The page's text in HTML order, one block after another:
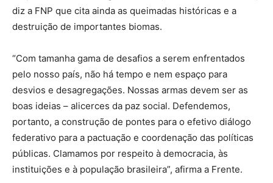
diz a FNP que cita ainda as queimadas históricas e a
destruição de importantes biomas.
“Com tamanha gama de desafios a serem enfrentados
pelo nosso país, não há tempo e nem espaço para
desvios e desagregações. Nossas armas devem ser as
boas ideias – alicerces da paz social. Defendemos,
portanto, a construção de pontes para o efetivo diálogo
federativo para a pactuação e coordenação das políticas
públicas. Clamamos por respeito à democracia, às
instituições e à população brasileira”, afirma a Frente.